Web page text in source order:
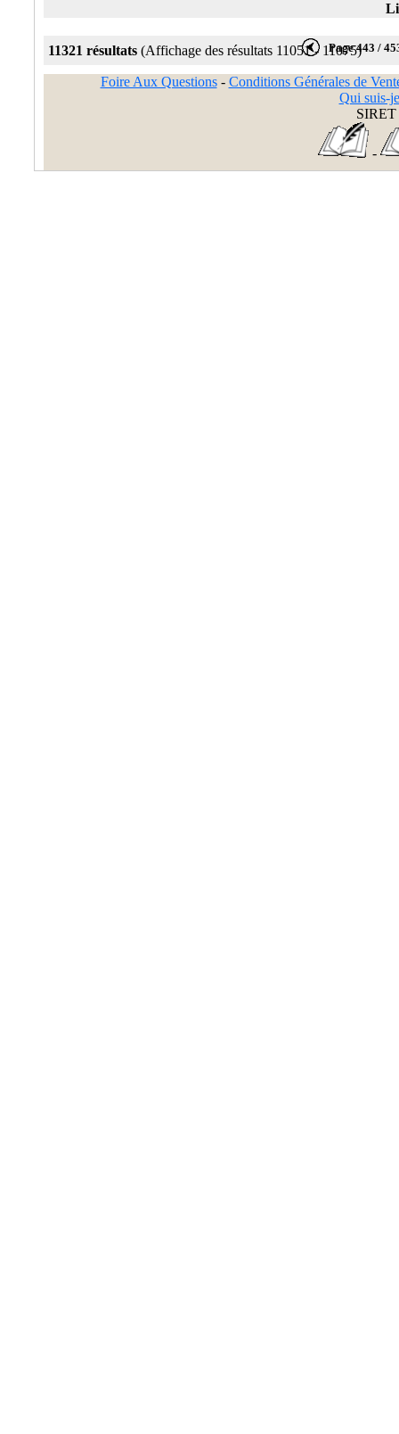
11321 résultats (Affichage des résultats 11051 - 11075)
Page 443 /
Foire Aux Questions- Conditions Générales de
Qui suis-
SIRET
-